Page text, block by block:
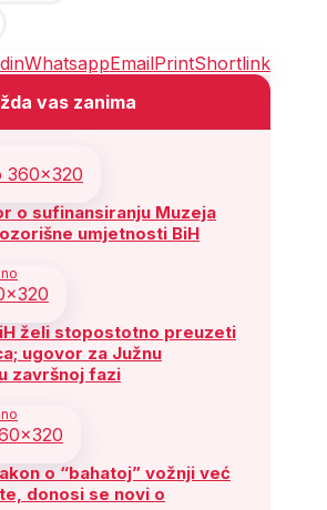
WhatsappEmailPrintShortlink
vas zanima
o sufinansiranju Muzeja
umjetnosti BiH
želi stopostotno preuzeti
ugovor za Južnu
završnoj fazi
o “bahatoj” vožnji već
donosi se novi o